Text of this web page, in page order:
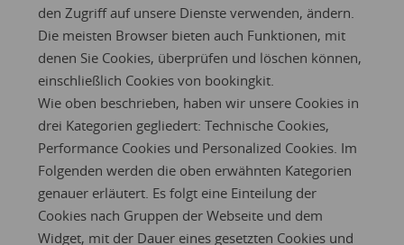
den Zugriff auf unsere Dienste verwenden, ändern.
Die meisten Browser bieten auch Funktionen, mit
denen Sie Cookies, überprüfen und löschen können,
einschließlich Cookies von bookingkit.
Wie oben beschrieben, haben wir unsere Cookies in
drei Kategorien gegliedert: Technische Cookies,
Performance Cookies und Personalized Cookies. Im
Folgenden werden die oben erwähnten Kategorien
genauer erläutert. Es folgt eine Einteilung der
Cookies nach Gruppen der Webseite und dem
Widget, mit der Dauer eines gesetzten Cookies und